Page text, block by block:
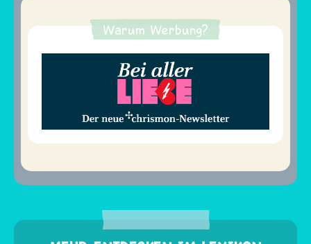
Warum Werbung?